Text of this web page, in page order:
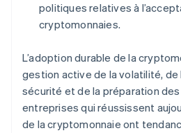
politiques relatives à
cryptomonnaies.
L’adoption durable de la
gestion active de la volatilité,
sécurité et de la préparation
entreprises qui réussissent
de la cryptomonnaie ont